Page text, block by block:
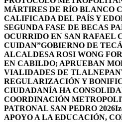
MÁRTIRES DE RÍO BLANCO
CALIFICADA DEL PAÍS Y
SEGUNDA FASE DE BECAS
OCURRIDO EN SAN RAFAEL
CUIDAN”GOBIERNO DE
ALCALDESA ROSI WONG
EN CABILDO; APRUEBAN
VIALIDADES DE
REGULARIZACIÓN Y
CIUDADANÍA HA
COORDINACIÓN
PATRONAL SAN PEDRO 2026
APOYO A LA EDUCACIÓN,